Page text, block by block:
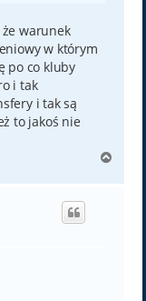
warunek
w którym
po co kluby
i tak
i tak są
to jakoś nie
g